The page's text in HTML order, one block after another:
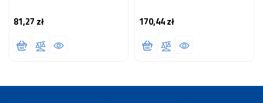
81,27 złCena 170,44 złCena